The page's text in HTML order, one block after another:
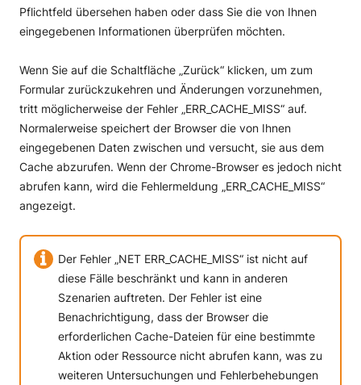
Pflichtfeld übersehen haben oder dass Sie die von Ihnen
eingegebenen Informationen überprüfen möchten.
Wenn Sie auf die Schaltfläche „Zurück“ klicken, um zum
Formular zurückzukehren und Änderungen vorzunehmen,
tritt möglicherweise der Fehler „ERR_CACHE_MISS“ auf.
Normalerweise speichert der Browser die von Ihnen
eingegebenen Daten zwischen und versucht, sie aus dem
Cache abzurufen. Wenn der Chrome-Browser es jedoch nicht
abrufen kann, wird die Fehlermeldung „ERR_CACHE_MISS“
angezeigt.
Der Fehler „NET ERR_CACHE_MISS“ ist nicht auf
diese Fälle beschränkt und kann in anderen
Szenarien auftreten. Der Fehler ist eine
Benachrichtigung, dass der Browser die
erforderlichen Cache-Dateien für eine bestimmte
Aktion oder Ressource nicht abrufen kann, was zu
weiteren Untersuchungen und Fehlerbehebungen